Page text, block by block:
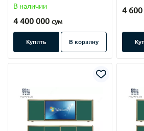
В наличии
4 400 000 сум
Купить В корзину
4